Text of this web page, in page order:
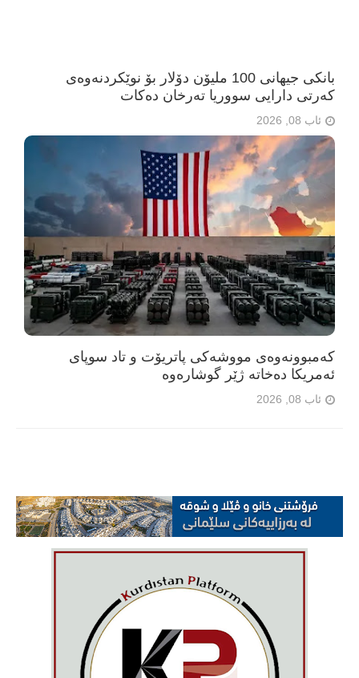
بانکی جیهانی 100 ملیۆن دۆلار بۆ نوێکردنەوەی
کەرتی دارایی سووریا تەرخان دەکات
ئاب 08, 2026
کەمبوونەوەی مووشەکی پاتریۆت و تاد سوپای
ئەمریکا دەخاتە ژێر گوشارەوە
ئاب 08, 2026